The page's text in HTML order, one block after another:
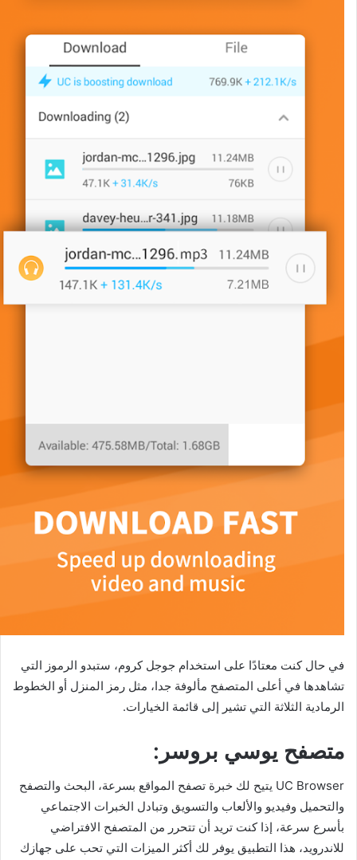
في حال كنت معتادًا على استخدام جوجل كروم، ستبدو الرموز التي
تشاهدها في أعلى المتصفح مألوفة جدا، مثل رمز المنزل أو الخطوط
الرمادية الثلاثة التي تشير إلى قائمة الخيارات.
متصفح يوسي بروسر:
UC Browser يتيح لك خبرة تصفح المواقع بسرعة، البحث والتصفح
والتحميل وفيديو والألعاب والتسويق وتبادل الخبرات الاجتماعي
بأسرع سرعة، إذا كنت تريد أن تتحرر من المتصفح الافتراضي
للاندرويد، هذا التطبيق يوفر لك أكثر الميزات التي تحب على جهازك